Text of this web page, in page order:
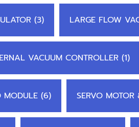
(3) LARGE FLOW
VACUUM CONTROLLER (1)
(6) SERVO